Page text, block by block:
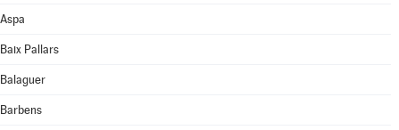
Aspa
Baix Pallars
Balaguer
Barbens